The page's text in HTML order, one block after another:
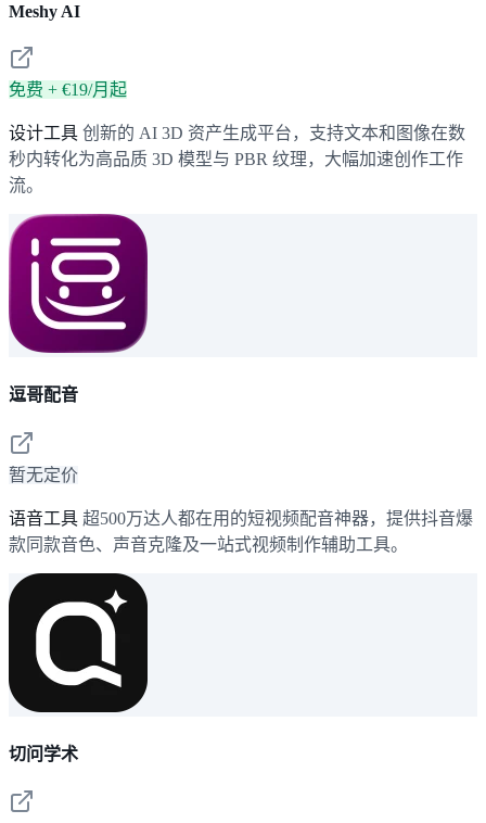
Meshy AI
免费 + €19/月起
设计工具 创新的 AI 3D 资产生成平台，支持文本和图像在数
秒内转化为高品质 3D 模型与 PBR 纹理，大幅加速创作工作
流。
逗哥配音
暂无定价
语音工具 超500万达人都在用的短视频配音神器，提供抖音爆
款同款音色、声音克隆及一站式视频制作辅助工具。
切问学术